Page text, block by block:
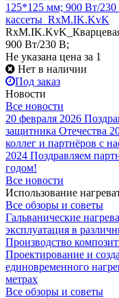
125*125 мм; 900 Вт/
кассеты_RxM.IK.KvK
900 Вт/230 В;
Не указана цена за 1
Нет в наличии
Под заказ
Новости
Все новости
20 февраля 2026
защитника Отечества
коллег и партнёров с
2024 Поздравляем
годом!
Все новости
Использование
Все обзоры и советы
Гальванические
эксплуатация в
Производство
Проектирование и
единовременного
метрах
Все обзоры и советы